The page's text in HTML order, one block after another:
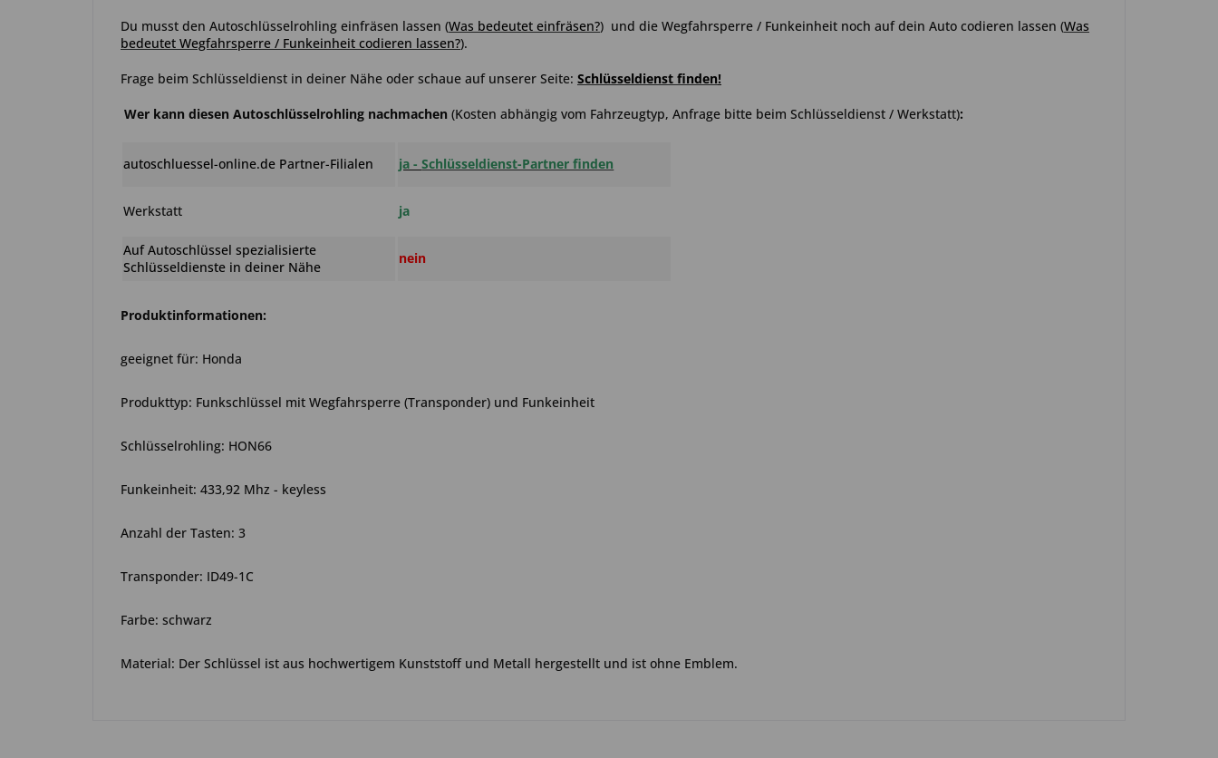
Du musst den Autoschlüsselrohling einfräsen lassen (Was bedeutet einfräsen?) und die Wegfahrsperre / Funkeinheit noch auf dein Auto codieren lassen (Was
bedeutet Wegfahrsperre / Funkeinheit codieren lassen?).
Frage beim Schlüsseldienst in deiner Nähe oder schaue auf unserer Seite: Schlüsseldienst finden!
Wer kann diesen Autoschlüsselrohling nachmachen (Kosten abhängig vom Fahrzeugtyp, Anfrage bitte beim Schlüsseldienst / Werkstatt):
autoschluessel-online.de Partner-Filialen ja -Schlüsseldienst-Partner finden
Werkstatt ja
Auf Autoschlüssel spezialisierte
Schlüsseldienste in deiner Nähe
nein
Produktinformationen:
geeignet für: Honda
Produkttyp: Funkschlüssel mit Wegfahrsperre (Transponder) und Funkeinheit
Schlüsselrohling: HON66
Funkeinheit: 433,92 Mhz - keyless
Anzahl der Tasten: 3
Transponder: ID49-1C
Farbe: schwarz
Material: Der Schlüssel ist aus hochwertigem Kunststoff und Metall hergestellt und ist ohne Emblem.